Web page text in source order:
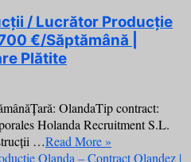
/ Lucrător Producție
€/Săptămână |
Plătite
OlandaTip contract:
Holanda Recruitment S.L.
…Read More »